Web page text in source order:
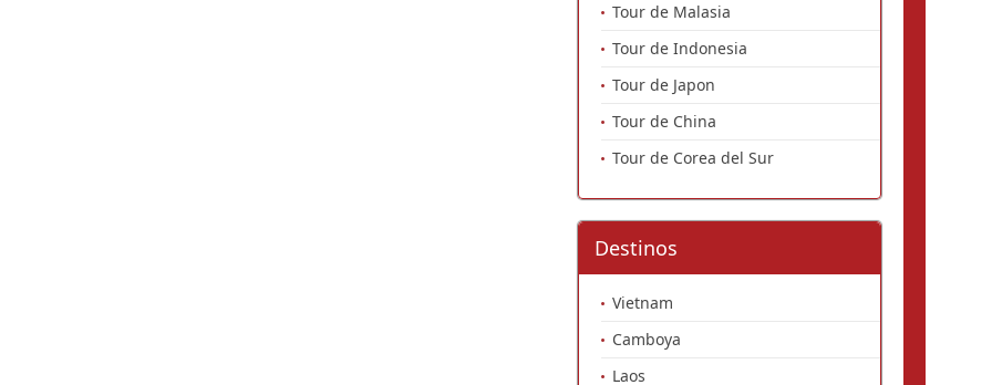
Tour de Malasia
Tour de Indonesia
Tour de Japon
Tour de China
Tour de Corea del Sur
Destinos
Vietnam
Camboya
Laos